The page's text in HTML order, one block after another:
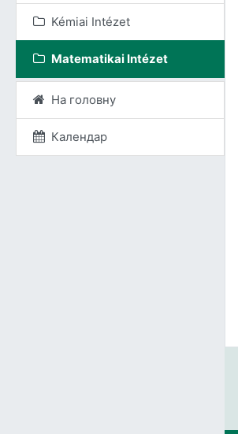
Kémiai Intézet
Matematikai Intézet
На головну
Календар